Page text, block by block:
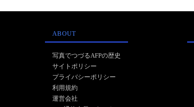
ABOUT
写真でつづるAFPの歴史
サイトポリシー
プライバシーポリシー
利用規約
運営会社